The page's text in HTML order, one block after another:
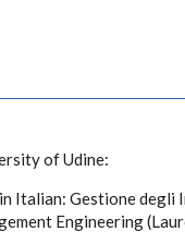
of Udine:
Italian: Gestione degli
Engineering